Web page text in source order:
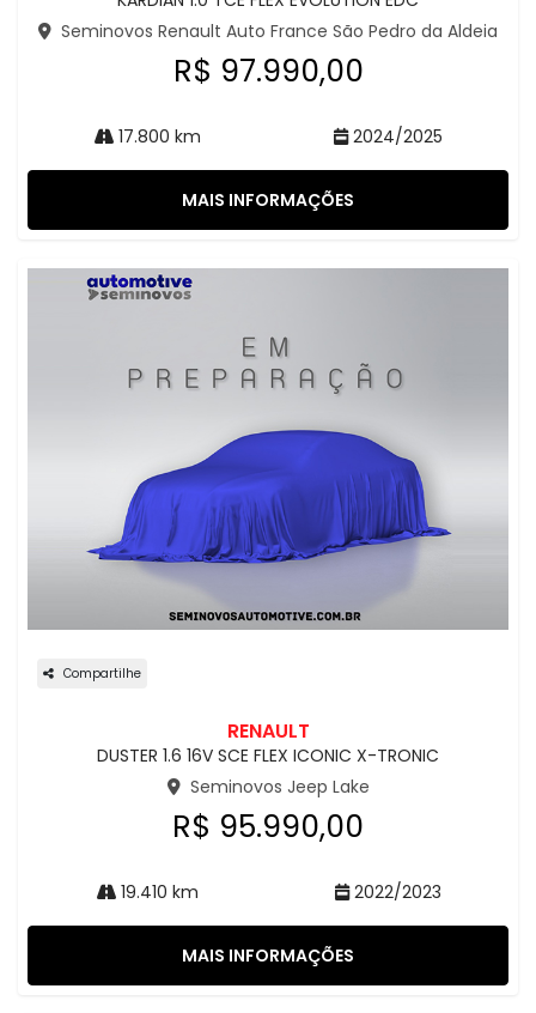
Seminovos Renault Auto France São Pedro da Aldeia
R$ 97.990,00
17.800 km 2024/2025
MAIS INFORMAÇÕES
Compartilhe
RENAULT
DUSTER 1.6 16V SCE FLEX ICONIC X-TRONIC
Seminovos Jeep Lake
R$ 95.990,00
19.410 km 2022/2023
MAIS INFORMAÇÕES